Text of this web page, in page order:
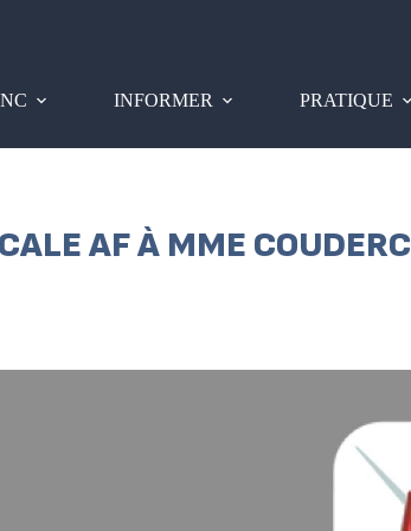
INFORMER PRATIQUE
AF À MME COUDERC